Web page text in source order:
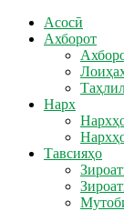
Асосӣ
Ахборот
Нарх
Тавсияҳо